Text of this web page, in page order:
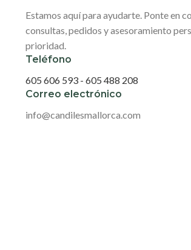
Estamos aquí para ayudarte. Ponte en
consultas, pedidos y asesoramiento
prioridad.
Teléfono
605 606 593 - 605 488 208
Correo electrónico
info@candilesmallorca.com